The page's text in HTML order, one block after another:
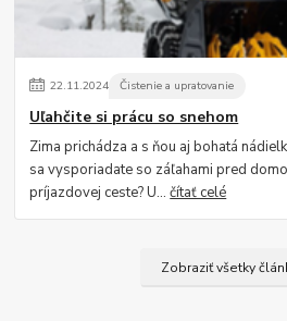
22.11.2024 Čistenie a upratovanie
Uľahčite si prácu so snehom
Zima prichádza a s ňou aj bohatá
sa vysporiadate so záľahami pred
príjazdovej ceste? U...čítať celé
Zobraziť všetky